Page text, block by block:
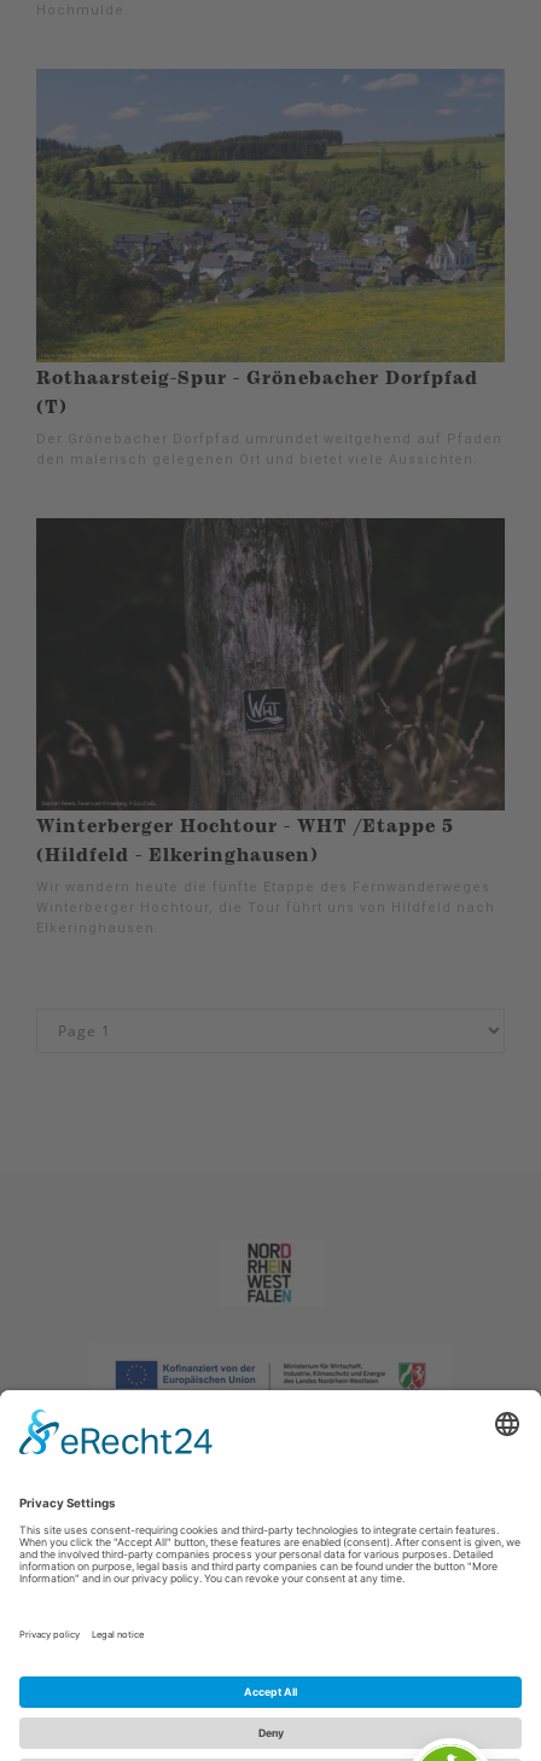
Hochmulde.
Rothaarsteig-Spur - Grönebacher Dorfpfad
(T)
Der Grönebacher Dorfpfad umrundet weitgehend auf Pfaden
den malerisch gelegenen Ort und bietet viele Aussichten.
Winterberger Hochtour - WHT /Etappe 5
(Hildfeld - Elkeringhausen)
Wir wandern heute die fünfte Etappe des Fernwanderweges
Winterberger Hochtour, die Tour führt uns von Hildfeld nach
Elkeringhausen.
Afdruk |Privacybeleid|Verklaring van toegankelijkheid
E: info@sauerland.com
Cookie-Einstellungen